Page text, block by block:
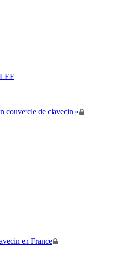
couvercle de clavecin »
en France